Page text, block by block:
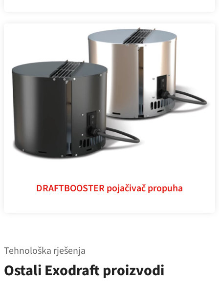
DRAFTBOOSTER pojačivač propuha
Tehnološka rješenja
Ostali Exodraft proizvodi